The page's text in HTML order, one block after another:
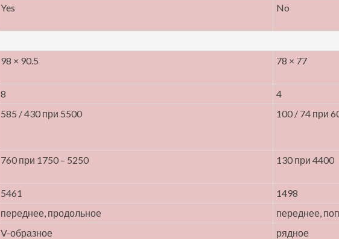
Yes No
98 × 90.5 78 × 77
8
4
585 / 430 при 5500 100 / 74 при
760 при 1750 – 5250 130 при 4400
5461
1498
переднее, продольное
переднее,
V-образное
рядное